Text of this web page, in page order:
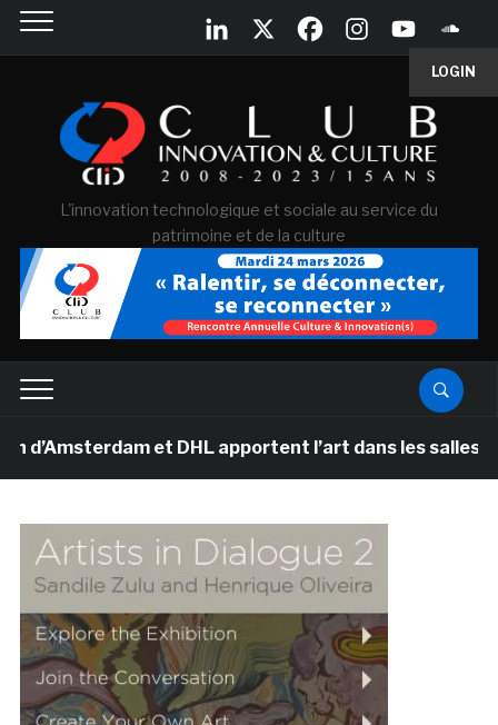
LOGIN
L'innovation technologique et sociale au service du
patrimoine et de la culture
et DHL apportent l’art dans les salles de